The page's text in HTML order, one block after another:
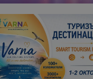
влизане и
съгласието
на сайта.